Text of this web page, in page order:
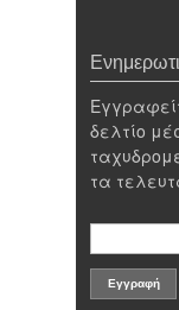
δελτίο
τα